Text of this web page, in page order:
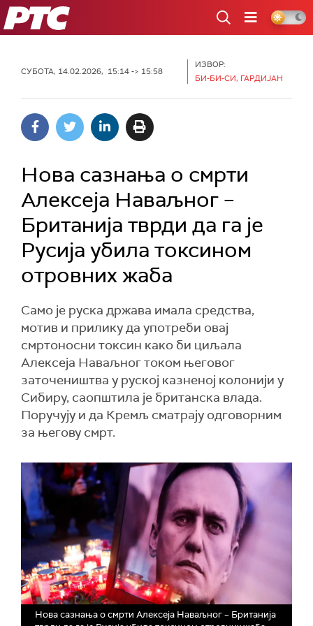
РТС
СУБОТА, 14.02.2026, 15:14 -> 15:58
ИЗВОР:
БИ-БИ-СИ, ГАРДИЈАН
Нова сазнања о смрти
Алексеја Наваљног –
Британија тврди да га је
Русија убила токсином
отровних жаба
Само је руска држава имала средства,
мотив и прилику да употреби овај
смртоносни токсин како би циљала
Алексеја Наваљног током његовог
заточеништва у руској казненој колонији у
Сибиру, саопштила је британска влада.
Поручују и да Кремљ сматрају одговорним
за његову смрт.
Нова сазнања о смрти Алексеја Наваљног – Британија